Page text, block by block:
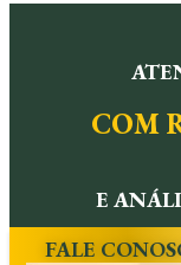
COM
E
FALE